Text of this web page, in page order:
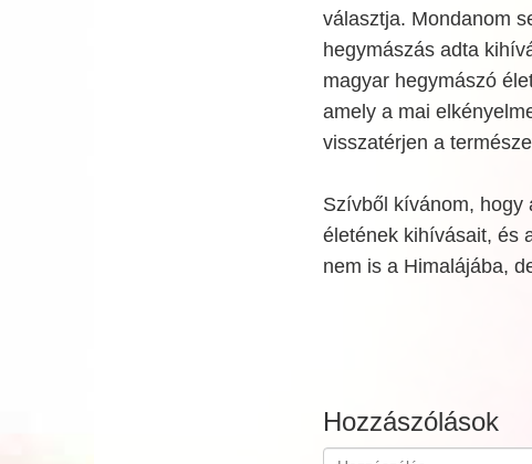
választja. Mondanom
hegymászás adta
magyar hegymászó
amely a mai
visszatérjen a
Szívből kívánom, hogy
életének kihívásait, és
nem is a Himalájába,
Hozzászólások